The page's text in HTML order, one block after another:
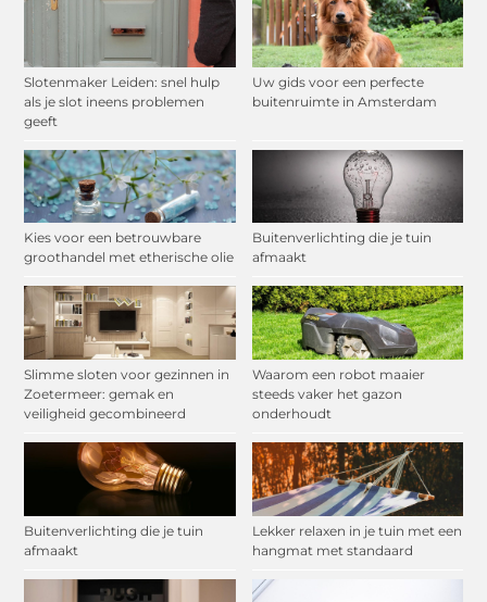
Slotenmaker Leiden: snel hulp
als je slot ineens problemen
geeft
Uw gids voor een perfecte
buitenruimte in Amsterdam
Kies voor een betrouwbare
groothandel met etherische olie
Buitenverlichting die je tuin
afmaakt
Slimme sloten voor gezinnen in
Zoetermeer: gemak en
veiligheid gecombineerd
Waarom een robot maaier
steeds vaker het gazon
onderhoudt
Buitenverlichting die je tuin
afmaakt
Lekker relaxen in je tuin met een
hangmat met standaard